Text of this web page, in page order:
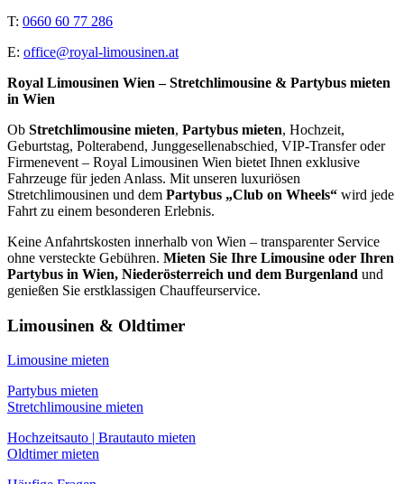
T: 0660 60 77 286
E: office@royal-limousinen.at
Royal Limousinen Wien – Stretchlimousine & Partybus mieten
in Wien
Ob Stretchlimousine mieten, Partybus mieten, Hochzeit,
Geburtstag, Polterabend, Junggesellenabschied, VIP-Transfer oder
Firmenevent – Royal Limousinen Wien bietet Ihnen exklusive
Fahrzeuge für jeden Anlass. Mit unseren luxuriösen
Stretchlimousinen und dem Partybus „Club on Wheels“ wird jede
Fahrt zu einem besonderen Erlebnis.
Keine Anfahrtskosten innerhalb von Wien – transparenter Service
ohne versteckte Gebühren. Mieten Sie Ihre Limousine oder Ihren
Partybus in Wien, Niederösterreich und dem Burgenland und
genießen Sie erstklassigen Chauffeurservice.
Limousinen & Oldtimer
Limousine mieten
Partybus mieten
Stretchlimousine mieten
Hochzeitsauto | Brautauto mieten
Oldtimer mieten